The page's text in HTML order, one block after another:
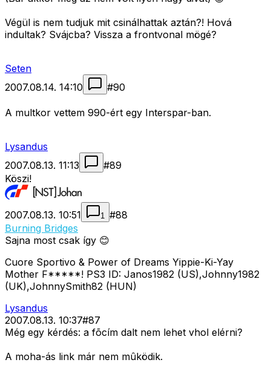
Végül is nem tudjuk mit csinálhattak aztán?! Hová
indultak? Svájcba? Vissza a frontvonal mögé?
Seten
2007.08.14. 14:10
#90
A multkor vettem 990-ért egy Interspar-ban.
Lysandus
2007.08.13. 11:13
#89
Köszi!
2007.08.13. 10:51 1 #88
Burning Bridges
Sajna most csak így 😊
Cuore Sportivo & Power of Dreams Yippie-Ki-Yay
Mother F*****! PS3 ID: Janos1982 (US),Johnny1982
(UK),JohnnySmith82 (HUN)
Lysandus
2007.08.13. 10:37#87
Még egy kérdés: a fõcím dalt nem lehet vhol elérni?
A moha-ás link már nem mûködik.